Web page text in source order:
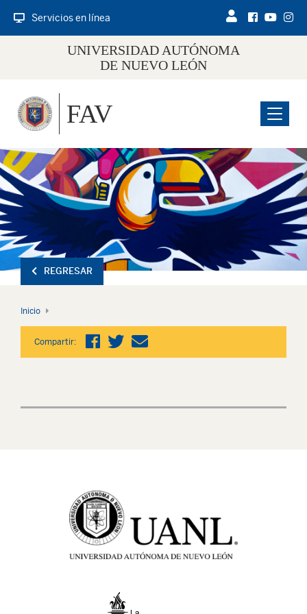
Servicios en línea
UNIVERSIDAD AUTÓNOMA
DE NUEVO LEÓN
Menu
FAV
REGRESAR
Inicio
Compartir: